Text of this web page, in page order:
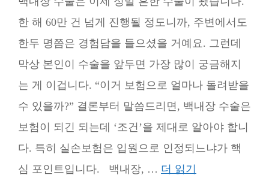
한 해 60만 건 넘게 진행될 정도니까, 주변에서도
한두 명쯤은 경험담을 들으셨을 거예요. 그런데
막상 본인이 수술을 앞두면 가장 많이 궁금해지
는 게 이겁니다. “이거 보험으로 얼마나 돌려받을
수 있을까?” 결론부터 말씀드리면, 백내장 수술은
보험이 되긴 되는데 ‘조건’을 제대로 알아야 합니
다. 특히 실손보험은 입원으로 인정되느냐가 핵
심 포인트입니다. 백내장, … 더 읽기